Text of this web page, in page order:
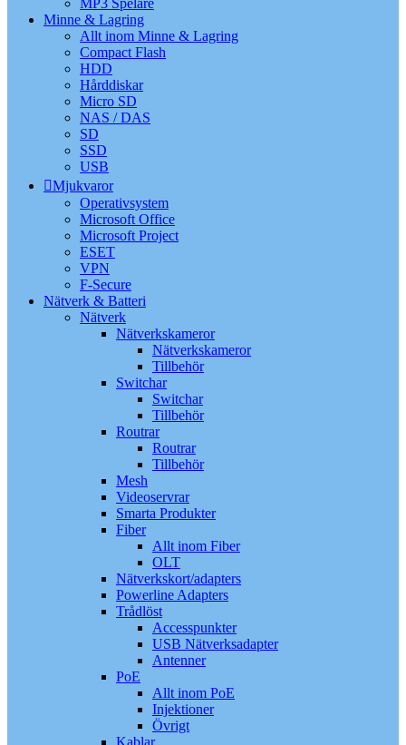
MP3 Spelare
Minne & Lagring
Allt inom Minne & Lagring
Compact Flash
HDD
Hårddiskar
Micro SD
NAS / DAS
SD
SSD
USB
Mjukvaror
Operativsystem
Microsoft Office
Microsoft Project
ESET
VPN
F-Secure
Nätverk & Batteri
Nätverk
Nätverkskameror
Nätverkskameror
Tillbehör
Switchar
Switchar
Tillbehör
Routrar
Routrar
Tillbehör
Mesh
Videoservrar
Smarta Produkter
Fiber
Allt inom Fiber
OLT
Nätverkskort/adapters
Powerline Adapters
Trådlöst
Accesspunkter
USB Nätverksadapter
Antenner
PoE
Allt inom PoE
Injektioner
Övrigt
Kablar